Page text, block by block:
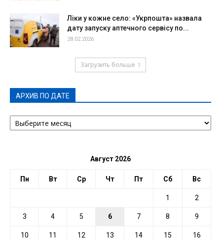
Ліки у кожне село: «Укрпошта» назвала
дату запуску аптечного сервісу по...
28.02.2026
Загрузить больше
АРХИВ ПО ДАТЕ
АРХИВ
ПО
Август 2026
Пн Вт Ср Чт Пт Сб Вс
1 2
3 4 5 6 7 8 9
10 11 12 13 14 15 16